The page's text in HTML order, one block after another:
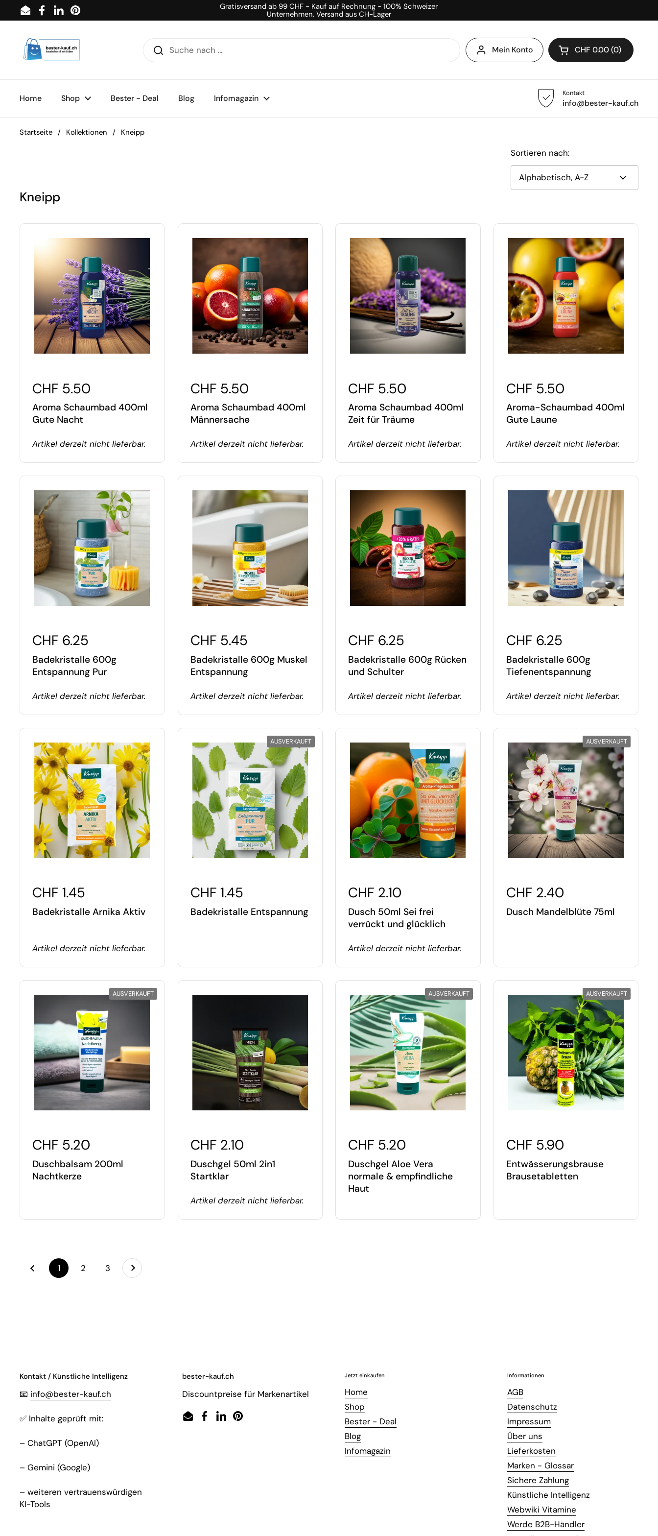
Zum Inhalt springen
EmailFacebook
LinkedInPinterest
Gratisversand ab 99 CHF - Kauf auf Rechnung - 100% Schweizer
Unternehmen. Versand aus CH-Lager
Mein Konto Warenkorb öffnen
CHF 0.00 0
Home Shop Bester - Deal Blog Infomagazin
Kontakt
info@bester-kauf.ch
Startseite / Kollektionen / Kneipp
Sortieren nach:
Kneipp
CHF 5.50
Aroma Schaumbad 400ml
Gute Nacht
Artikel derzeit nicht lieferbar.
CHF 5.50
Aroma Schaumbad 400ml
Männersache
Artikel derzeit nicht lieferbar.
CHF 5.50
Aroma Schaumbad 400ml
Zeit für Träume
Artikel derzeit nicht lieferbar.
CHF 5.50
Aroma-Schaumbad 400ml
Gute Laune
Artikel derzeit nicht lieferbar.
CHF 6.25
Badekristalle 600g
Entspannung Pur
Artikel derzeit nicht lieferbar.
CHF 5.45
Badekristalle 600g Muskel
Entspannung
Artikel derzeit nicht lieferbar.
CHF 6.25
Badekristalle 600g Rücken
und Schulter
Artikel derzeit nicht lieferbar.
CHF 6.25
Badekristalle 600g
Tiefenentspannung
Artikel derzeit nicht lieferbar.
CHF 1.45
Badekristalle Arnika Aktiv
Artikel derzeit nicht lieferbar.
CHF 1.45
Badekristalle Entspannung
AUSVERKAUFT
CHF 2.10
Dusch 50ml Sei frei
verrückt und glücklich
Artikel derzeit nicht lieferbar.
CHF 2.40
Dusch Mandelblüte 75ml
AUSVERKAUFT
CHF 5.20
Duschbalsam 200ml
Nachtkerze
AUSVERKAUFT
CHF 2.10
Duschgel 50ml 2in1
Startklar
Artikel derzeit nicht lieferbar.
CHF 5.20
Duschgel Aloe Vera
normale & empfindliche
Haut
AUSVERKAUFT
CHF 5.90
Entwässerungsbrause
Brausetabletten
AUSVERKAUFT
Zurück page
1 page
2 page
3 Weiter
Kontakt / Künstliche Intelligenz
📧 info@bester-kauf.ch
✅ Inhalte geprüft mit:
– ChatGPT (OpenAI)
– Gemini (Google)
– weiteren vertrauenswürdigen
KI-Tools
bester-kauf.ch
Discountpreise für Markenartikel
EmailFacebook
LinkedInPinterest
Jetzt einkaufen
Home
Shop
Bester - Deal
Blog
Infomagazin
Informationen
AGB
Datenschutz
Impressum
Über uns
Lieferkosten
Marken - Glossar
Sichere Zahlung
Künstliche Intelligenz
Webwiki Vitamine
Werde B2B-Händler